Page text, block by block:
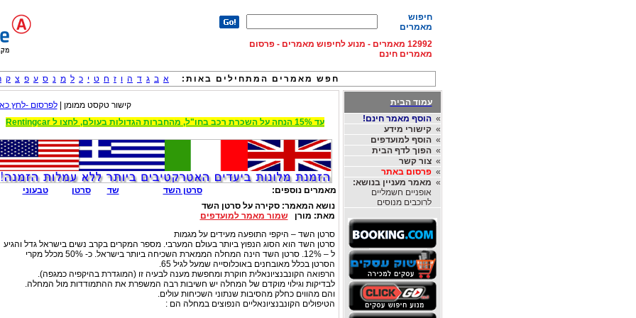
חיפוש
מאמרים
12992 מאמרים - מנוע לחיפוש מאמרים - פרסום
מאמרים חינם
חפש מאמרים המתחילים באות: א ב ג ד ה ו ז ח ט י כ ל מ נ ס ע פ צ ק
עמוד הבית
»הוסף מאמר חינם!
»קישורי מידע
»הוסף למועדפים
»הפוך לדף הבית
»צור קשר
»פרסום באתר
» מאמר מעניין בנושא:
אופניים חשמליים
לרוכבים מנוסים
קישור טקסט ממומן |לפרסום -לחץ
עד 15% הנחה על השכרת רכב בחו"ל, מהחברות הגדולות בעולם, לחצו ל Rentingcar
מאמרים נוספים: סרטן השד שד סרטן
טבעוני
נושא המאמר:סקירה על סרטן השד
מאת: מורןשמור מאמר למועדפים
סרטן השד – היקפי התופעה מעידים על מגמות
סרטן השד הוא הסוג הנפוץ ביותר בעולם המערבי. מספר המקרים בקרב נשים בישראל גדל והגיע
ל – 12%. סרטן השד הינה המחלה הממארת השכיחה ביותר בישראל. כ- 50% מכלל מקרי
הסרטן בכלל מאובחנים באוכלוסייה שמעל לגיל 65.
הרפואה הקונבנציונאלית חוקרת ומחפשת מענה לבעיה זו (המוגדרת בהיקפיה כמגפה).
לבדיקות וגילוי מוקדם של המחלה יש חשיבות רבה המשפרת את ההתמודדות מול המחלה.
והם מהווים כחלק מהסיבות שנתוני השכיחות עולים.
הטיפולים הקונבנציונאליים הנפוצים במחלה הם :